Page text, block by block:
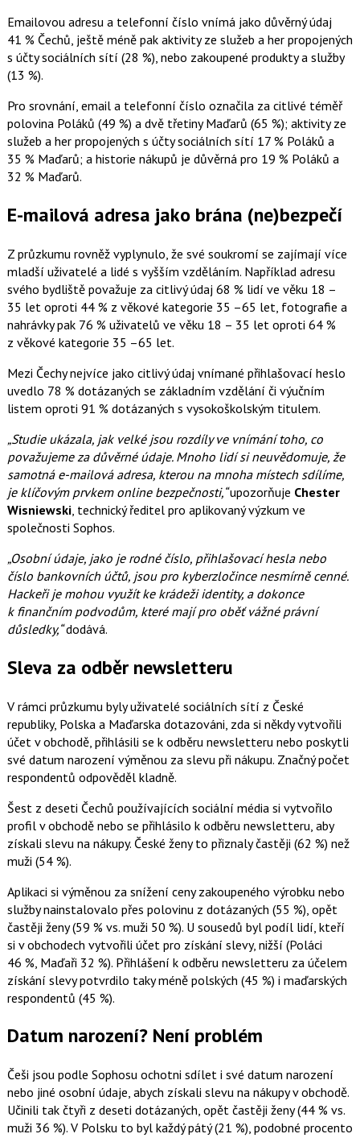
Emailovou adresu a telefonní číslo vnímá jako důvěrný údaj
41 % Čechů, ještě méně pak aktivity ze služeb a her propojených
s účty sociálních sítí (28 %), nebo zakoupené produkty a služby
(13 %).
Pro srovnání, email a telefonní číslo označila za citlivé téměř
polovina Poláků (49 %) a dvě třetiny Maďarů (65 %); aktivity ze
služeb a her propojených s účty sociálních sítí 17 % Poláků a
35 % Maďarů; a historie nákupů je důvěrná pro 19 % Poláků a
32 % Maďarů.
E-mailová adresa jako brána (ne)bezpečí
Z průzkumu rovněž vyplynulo, že své soukromí se zajímají více
mladší uživatelé a lidé s vyšším vzděláním. Například adresu
svého bydliště považuje za citlivý údaj 68 % lidí ve věku 18 –
35 let oproti 44 % z věkové kategorie 35 –65 let, fotografie a
nahrávky pak 76 % uživatelů ve věku 18 – 35 let oproti 64 %
z věkové kategorie 35 –65 let.
Mezi Čechy nejvíce jako citlivý údaj vnímané přihlašovací heslo
uvedlo 78 % dotázaných se základním vzdělání či výučním
listem oproti 91 % dotázaných s vysokoškolským titulem.
„Studie ukázala, jak velké jsou rozdíly ve vnímání toho, co
považujeme za důvěrné údaje. Mnoho lidí si neuvědomuje, že
samotná e-mailová adresa, kterou na mnoha místech sdílíme,
je klíčovým prvkem online bezpečnosti,“upozorňuje Chester
Wisniewski, technický ředitel pro aplikovaný výzkum ve
společnosti Sophos.
„Osobní údaje, jako je rodné číslo, přihlašovací hesla nebo
číslo bankovních účtů, jsou pro kyberzločince nesmírně cenné.
Hackeři je mohou využít ke krádeži identity, a dokonce
k finančním podvodům, které mají pro oběť vážné právní
důsledky,“dodává.
Sleva za odběr newsletteru
V rámci průzkumu byly uživatelé sociálních sítí z České
republiky, Polska a Maďarska dotazováni, zda si někdy vytvořili
účet v obchodě, přihlásili se k odběru newsletteru nebo poskytli
své datum narození výměnou za slevu při nákupu. Značný počet
respondentů odpověděl kladně.
Šest z deseti Čechů používajících sociální média si vytvořilo
profil v obchodě nebo se přihlásilo k odběru newsletteru, aby
získali slevu na nákupy. České ženy to přiznaly častěji (62 %) než
muži (54 %).
Aplikaci si výměnou za snížení ceny zakoupeného výrobku nebo
služby nainstalovalo přes polovinu z dotázaných (55 %), opět
častěji ženy (59 % vs. muži 50 %). U sousedů byl podíl lidí, kteří
si v obchodech vytvořili účet pro získání slevy, nižší (Poláci
46 %, Maďaři 32 %). Přihlášení k odběru newsletteru za účelem
získání slevy potvrdilo taky méně polských (45 %) i maďarských
respondentů (45 %).
Datum narození? Není problém
Češi jsou podle Sophosu ochotni sdílet i své datum narození
nebo jiné osobní údaje, abych získali slevu na nákupy v obchodě.
Učinili tak čtyři z deseti dotázaných, opět častěji ženy (44 % vs.
muži 36 %). V Polsku to byl každý pátý (21 %), podobné procento